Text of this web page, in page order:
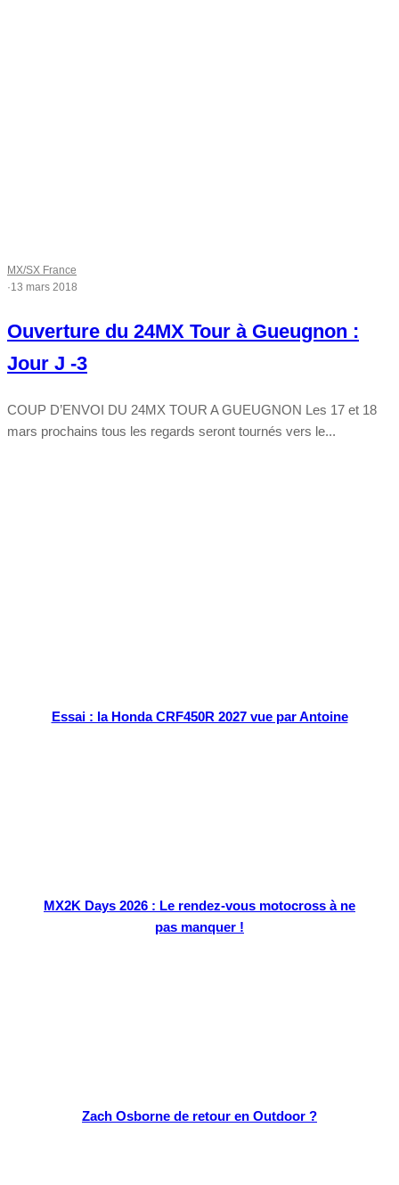
MX/SX France
·13 mars 2018
Ouverture du 24MX Tour à Gueugnon :
Jour J -3
COUP D’ENVOI DU 24MX TOUR A GUEUGNON Les 17 et 18
mars prochains tous les regards seront tournés vers le...
Essai : la Honda CRF450R 2027 vue par Antoine
MX2K Days 2026 : Le rendez-vous motocross à ne
pas manquer !
Zach Osborne de retour en Outdoor ?